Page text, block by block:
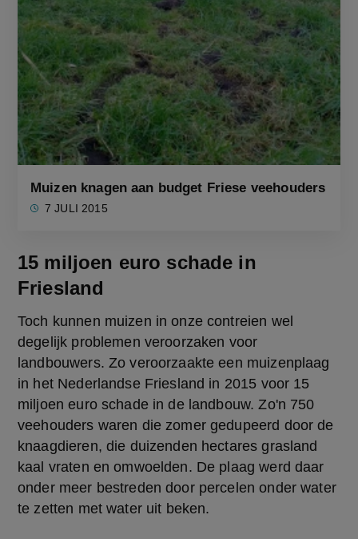
Muizen knagen aan budget Friese veehouders
7 JULI 2015
15 miljoen euro schade in
Friesland
Toch kunnen muizen in onze contreien wel
degelijk problemen veroorzaken voor
landbouwers. Zo veroorzaakte een muizenplaag
in het Nederlandse Friesland in 2015 voor 15
miljoen euro schade in de landbouw. Zo'n 750
veehouders waren die zomer gedupeerd door de
knaagdieren, die duizenden hectares grasland
kaal vraten en omwoelden. De plaag werd daar
onder meer bestreden door percelen onder water
te zetten met water uit beken.